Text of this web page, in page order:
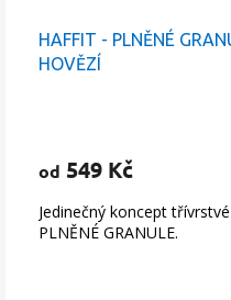
HAFFIT - PLNĚNÉ
HOVĚZÍ
od 549 Kč
Jedinečný koncept
PLNĚNÉ GRANULE.